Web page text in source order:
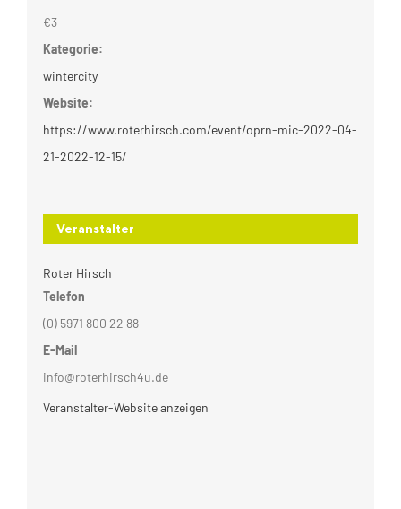
€3
Kategorie:
wintercity
Website:
https://www.roterhirsch.com/event/oprn-mic-2022-04-
21-2022-12-15/
Veranstalter
Roter Hirsch
Telefon
(0) 5971 800 22 88
E-Mail
info@roterhirsch4u.de
Veranstalter-Website anzeigen